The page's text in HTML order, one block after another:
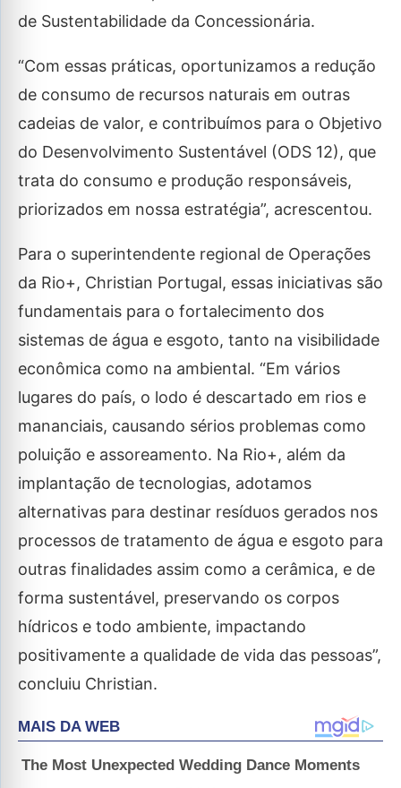
de Sustentabilidade da Concessionária.
“Com essas práticas, oportunizamos a redução
de consumo de recursos naturais em outras
cadeias de valor, e contribuímos para o Objetivo
do Desenvolvimento Sustentável (ODS 12), que
trata do consumo e produção responsáveis,
priorizados em nossa estratégia”, acrescentou.
Para o superintendente regional de Operações
da Rio+, Christian Portugal, essas iniciativas são
fundamentais para o fortalecimento dos
sistemas de água e esgoto, tanto na visibilidade
econômica como na ambiental. “Em vários
lugares do país, o lodo é descartado em rios e
mananciais, causando sérios problemas como
poluição e assoreamento. Na Rio+, além da
implantação de tecnologias, adotamos
alternativas para destinar resíduos gerados nos
processos de tratamento de água e esgoto para
outras finalidades assim como a cerâmica, e de
forma sustentável, preservando os corpos
hídricos e todo ambiente, impactando
positivamente a qualidade de vida das pessoas”,
concluiu Christian.